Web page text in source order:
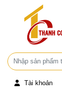
Tài khoản